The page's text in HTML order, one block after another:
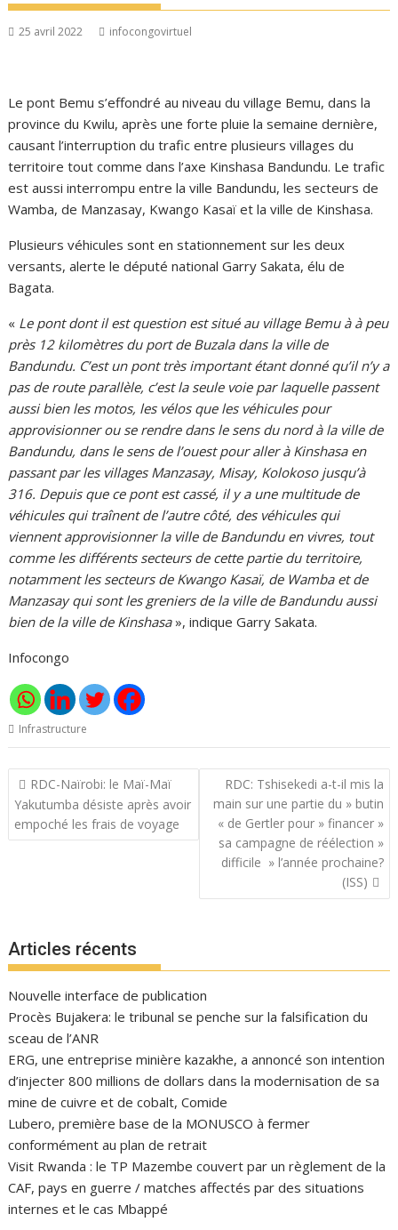
25 avril 2022 infocongovirtuel
Le pont Bemu s’effondré au niveau du village Bemu, dans la
province du Kwilu, après une forte pluie la semaine dernière,
causant l’interruption du trafic entre plusieurs villages du
territoire tout comme dans l’axe Kinshasa Bandundu. Le trafic
est aussi interrompu entre la ville Bandundu, les secteurs de
Wamba, de Manzasay, Kwango Kasaï et la ville de Kinshasa.
Plusieurs véhicules sont en stationnement sur les deux
versants, alerte le député national Garry Sakata, élu de
Bagata.
« Le pont dont il est question est situé au village Bemu à à peu
près 12 kilomètres du port de Buzala dans la ville de
Bandundu. C’est un pont très important étant donné qu’il n’y a
pas de route parallèle, c’est la seule voie par laquelle passent
aussi bien les motos, les vélos que les véhicules pour
approvisionner ou se rendre dans le sens du nord à la ville de
Bandundu, dans le sens de l’ouest pour aller à Kinshasa en
passant par les villages Manzasay, Misay, Kolokoso jusqu’à
316. Depuis que ce pont est cassé, il y a une multitude de
véhicules qui traînent de l’autre côté, des véhicules qui
viennent approvisionner la ville de Bandundu en vivres, tout
comme les différents secteurs de cette partie du territoire,
notamment les secteurs de Kwango Kasaï, de Wamba et de
Manzasay qui sont les greniers de la ville de Bandundu aussi
bien de la ville de Kinshasa», indique Garry Sakata.
Infocongo
Infrastructure
Navigation
de
l’article
RDC-Naïrobi: le Maï-Maï
Yakutumba désiste après avoir
empoché les frais de voyage
RDC: Tshisekedi a-t-il mis la
main sur une partie du » butin
« de Gertler pour » financer »
sa campagne de réélection »
difficile » l’année prochaine?
(ISS)
Articles récents
Nouvelle interface de publication
Procès Bujakera: le tribunal se penche sur la falsification du
sceau de l’ANR
ERG, une entreprise minière kazakhe, a annoncé son intention
d’injecter 800 millions de dollars dans la modernisation de sa
mine de cuivre et de cobalt, Comide
Lubero, première base de la MONUSCO à fermer
conformément au plan de retrait
Visit Rwanda : le TP Mazembe couvert par un règlement de la
CAF, pays en guerre / matches affectés par des situations
internes et le cas Mbappé